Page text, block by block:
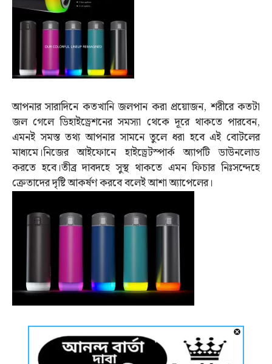
আপনার সারাদিনে কতখানি জলপান করা প্রয়োজন, শরীরে কতটা
জল গেলে ডিহাইড্রেশনের সমস্যা থেকে দূরে থাকতে পারবেন,
এমনই সমস্ত তথ্য আপনার সামনে তুলে ধরা হবে এই বোটলের
মাধ্যমে।নিজের আইফোনে হাইড্রেটস্পার্ক অ্যাপটি ডাউনলোড
করতে হবে।তীব্র দাবদহে সুস্থ থাকতে এমন ফিচার নিঃসন্দেহে
ক্রেতাদের দৃষ্টি আকর্ষণ করবে বলেই আশা অ্যাপেলের।